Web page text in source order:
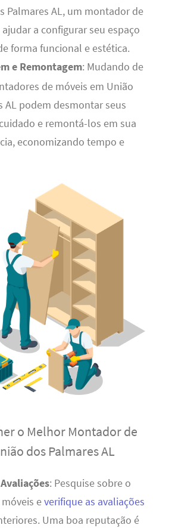
Palmares AL, um montador de
a configurar seu espaço
forma funcional e estética.
e Remontagem: Mudando de
de móveis em União
AL podem desmontar seus
e remontá-los em sua
economizando tempo e
o Melhor Montador de
dos Palmares AL
: Pesquise sobre o
everifique as avaliações
Uma boa reputação é